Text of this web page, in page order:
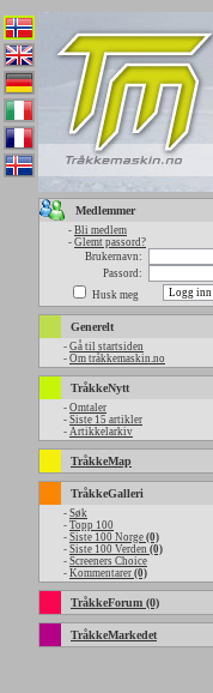
Medlemmer
- Bli medlem
- Glemt passord?
Brukernavn:
Passord:
Husk meg
Generelt
- Gå til startsiden
- Om tråkkemaskin.no
TråkkeNytt
- Omtaler
- Siste 15 artikler
- Artikkelarkiv
TråkkeMap
TråkkeGalleri
- Søk
- Topp 100
- Siste 100 Norge (0)
- Siste 100 Verden (0)
- Screeners Choice
- Kommentarer (0)
TråkkeForum (0)
TråkkeMarkedet